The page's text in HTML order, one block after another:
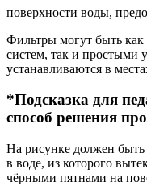
поверхности воды,
Фильтры могут быть
систем, так и простыми
устанавливаются в
*Подсказка для
способ решения
На рисунке должен
в воде, из которого
чёрными пятнами на